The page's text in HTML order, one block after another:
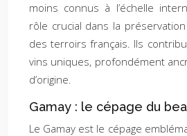
moins connus à l’échelle
rôle crucial dans la
des terroirs français. Ils
vins uniques, profondément
d’origine.
Gamay : le cépage du
Le Gamay est le cépage